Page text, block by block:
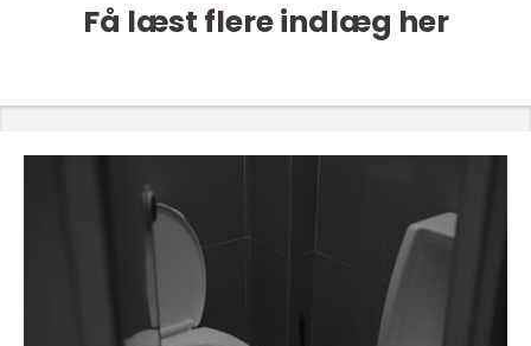
Få læst flere indlæg her